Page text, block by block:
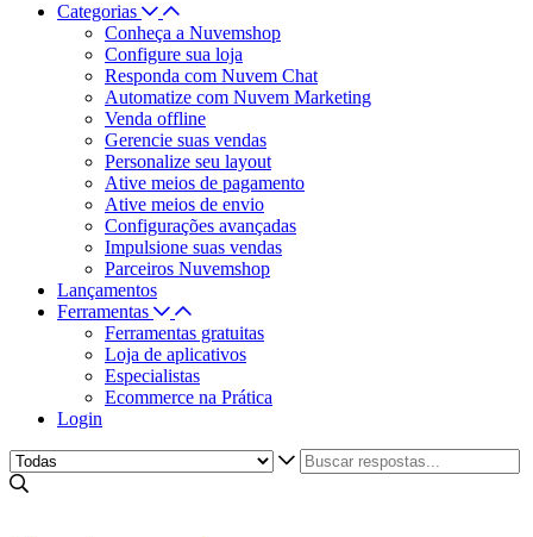
Categorias
Conheça a Nuvemshop
Configure sua loja
Responda com Nuvem Chat
Automatize com Nuvem Marketing
Venda offline
Gerencie suas vendas
Personalize seu layout
Ative meios de pagamento
Ative meios de envio
Configurações avançadas
Impulsione suas vendas
Parceiros Nuvemshop
Lançamentos
Ferramentas
Ferramentas gratuitas
Loja de aplicativos
Especialistas
Ecommerce na Prática
Login